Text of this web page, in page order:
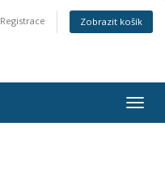
Registrace Zobrazit košík